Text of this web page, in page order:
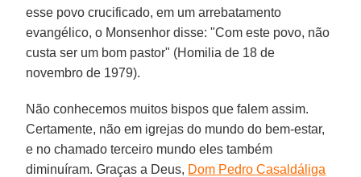
esse povo crucificado, em um arrebatamento
evangélico, o Monsenhor disse: "Com este povo, não
custa ser um bom pastor" (Homilia de 18 de
novembro de 1979).
Não conhecemos muitos bispos que falem assim.
Certamente, não em igrejas do mundo do bem-estar,
e no chamado terceiro mundo eles também
diminuíram. Graças a Deus, Dom Pedro Casaldáliga